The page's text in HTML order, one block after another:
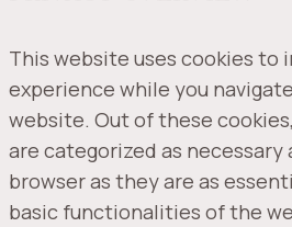
This website uses cookies to
experience while you
website. Out of these
are categorized as
browser as they are as
basic functionalities of the